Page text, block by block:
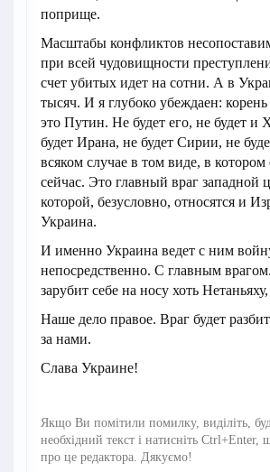
поприще.
Масштабы конфликтов
при всей чудовищности
счет убитых идет на сотни. А в
тысяч. И я глубоко убеждаен:
это Путин. Не будет его, не будет
будет Ирана, не будет Сирии, не
всяком случае в том виде, в котором
сейчас. Это главный враг западной
которой, безусловно, относятся и
Украина.
И именно Украина ведет с ним
непосредственно. С главным
зарубит себе на носу хоть
Наше дело правое. Враг будет
за нами.
Слава Украине!
Якщо Ви помітили помилку, виділіть,
необхідний текст і натисніть Ctrl+Enter,
про це редактора. Дякуємо!